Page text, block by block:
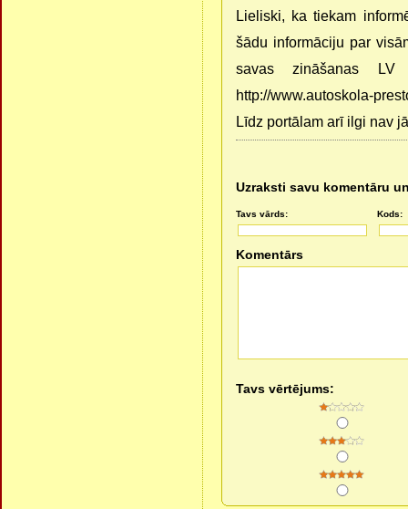
Lieliski, ka tiekam
šādu informāciju par
savas zināšanas
http://www.autoskola-
Līdz portālam arī ilgi nav
Uzraksti savu komentāru
Tavs vārds: Kods:
Komentārs
Tavs vērtējums: